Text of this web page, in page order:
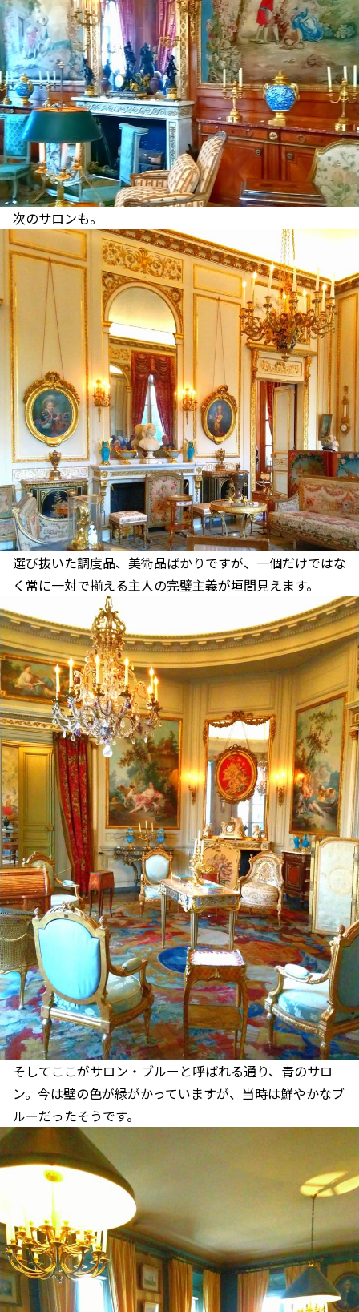
次のサロンも。
選び抜いた調度品、美術品ばかりですが、一個だけではな
く常に一対で揃える主人の完璧主義が垣間見えます。
そしてここがサロン・ブルーと呼ばれる通り、青のサロ
ン。今は壁の色が緑がかっていますが、当時は鮮やかなブ
ルーだったそうです。